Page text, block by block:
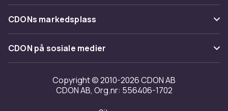
Tilbakekallinger
Varemerker
Om oss
Kundeanmeldelser
Jobbe på CDON
Investor relations
Tilgjengelighet
CDONs markedsplass
Merchant Help Center
CDON på sosiale medier
Copyright © 2010-2026 CDON AB
CDON AB, Org.nr: 556406-1702